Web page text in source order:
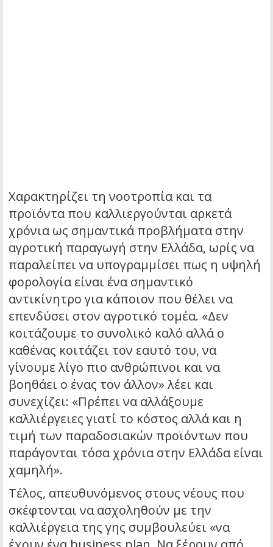
Χαρακτηρίζει τη νοοτροπία και τα
προϊόντα που καλλιεργούνται αρκετά
χρόνια ως σημαντικά προβλήματα στην
αγροτική παραγωγή στην Ελλάδα, ωρίς να
παραλείπει να υπογραμμίσει πως η υψηλή
φορολογία είναι ένα σημαντικό
αντικίνητρο για κάποιον που θέλει να
επενδύσει στον αγροτικό τομέα. «Δεν
κοιτάζουμε το συνολικό καλό αλλά ο
καθένας κοιτάζει τον εαυτό του, να
γίνουμε λίγο πιο ανθρώπινοι και να
βοηθάει ο ένας τον άλλον» λέει και
συνεχίζει: «Πρέπει να αλλάξουμε
καλλιέργειες γιατί το κόστος αλλά και η
τιμή των παραδοσιακών προϊόντων που
παράγονται τόσα χρόνια στην Ελλάδα είναι
χαμηλή».
Τέλος, απευθυνόμενος στους νέους που
σκέφτονται να ασχοληθούν με την
καλλιέργεια της γης συμβουλεύει «να